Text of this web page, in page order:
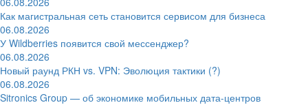
Как магистральная сеть становится сервисом для бизнеса
06.08.2026
У Wildberries появится свой мессенджер?
06.08.2026
Новый раунд РКН vs. VPN: Эволюция тактики (?)
06.08.2026
Sitronics Group — об экономике мобильных дата-центров